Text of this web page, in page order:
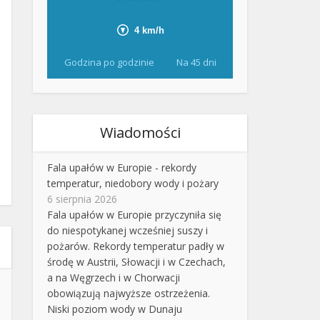
Godzina po godzinie Na 45 dni
Wiadomości
Fala upałów w Europie - rekordy
temperatur, niedobory wody i pożary
6 sierpnia 2026
Fala upałów w Europie przyczyniła się
do niespotykanej wcześniej suszy i
pożarów. Rekordy temperatur padły w
środę w Austrii, Słowacji i w Czechach,
a na Węgrzech i w Chorwacji
obowiązują najwyższe ostrzeżenia.
Niski poziom wody w Dunaju